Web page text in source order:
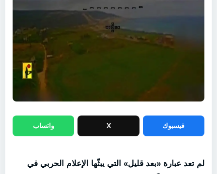
فيسبوك X واتساب
لم تعد عبارة «بعد قليل» التي يبثّها الإعلام الحربي في